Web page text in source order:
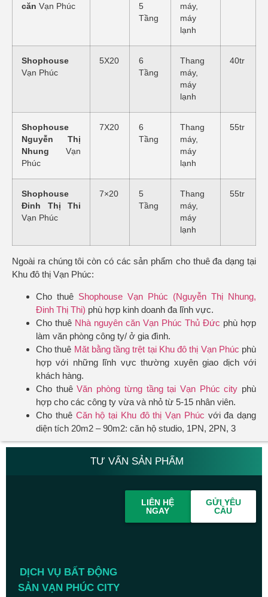
căn Vạn Phúc
5
Tầng
máy,
máy
lạnh
Shophouse
Vạn Phúc
5X20
6
Tầng
Thang
máy,
máy
lạnh
40tr
Shophouse
Nguyễn Thị
Nhung Vạn
Phúc
7X20
6
Tầng
Thang
máy,
máy
lạnh
55tr
Shophouse
Đinh Thị Thi
Vạn Phúc
7×20
5
Tầng
Thang
máy,
máy
lạnh
55tr
Ngoài ra chúng tôi còn có các sản phẩm cho thuê đa dạng tại
Khu đô thị Vạn Phúc:
Cho thuê Shophouse Vạn Phúc (Nguyễn Thị Nhung,
Đinh Thị Thi) phù hợp kinh doanh đa lĩnh vực.
Cho thuê Nhà nguyên căn Vạn Phúc Thủ Đức phù hợp
làm văn phòng công ty/ ở gia đình.
Cho thuê Măt bằng tầng trệt tại Khu đô thị Vạn Phúc phù
hợp với những lĩnh vực thường xuyên giao dịch với
khách hàng.
Cho thuêVăn phòng từng tầng tại Vạn Phúc city phù
hợp cho các công ty vừa và nhỏ từ 5-15 nhân viên.
Cho thuê Căn hộ tại Khu đô thị Vạn Phúc với đa dạng
diện tích 20m2 – 90m2: căn hộ studio, 1PN, 2PN, 3
TƯ VẤN SẢN PHẨM
DỊCH VỤ BẤT ĐỘNG
SẢN VẠN PHÚC CITY
LIÊN HỆ
NGAY
GỬI YÊU
CẦU